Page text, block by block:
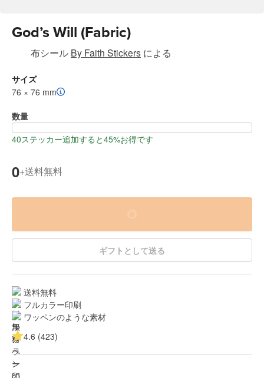
God’s Will (Fabric)
布シール By Faith Stickers による
サイズ
76 × 76 mm
数量
40ステッカー追加すると45%お得です
0+送料無料
ギフトとして送る
送料無料
フルカラー印刷
ワッペンのような素材
4.6 (423)